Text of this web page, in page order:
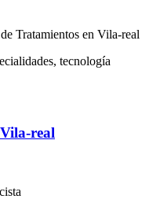
Tratamientos en Vila-real
tecnología
real